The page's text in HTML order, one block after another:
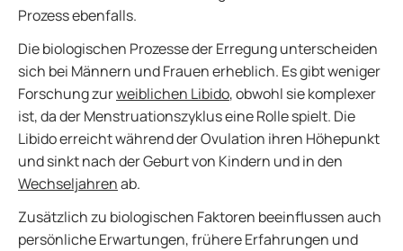
Prozess ebenfalls.
Die biologischen Prozesse der Erregung unterscheiden
sich bei Männern und Frauen erheblich. Es gibt weniger
Forschung zurweiblichen Libido, obwohl sie komplexer
ist, da der Menstruationszyklus eine Rolle spielt. Die
Libido erreicht während der Ovulation ihren Höhepunkt
und sinkt nach der Geburt von Kindern und in den
Wechseljahrenab.
Zusätzlich zu biologischen Faktoren beeinflussen auch
persönliche Erwartungen, frühere Erfahrungen und